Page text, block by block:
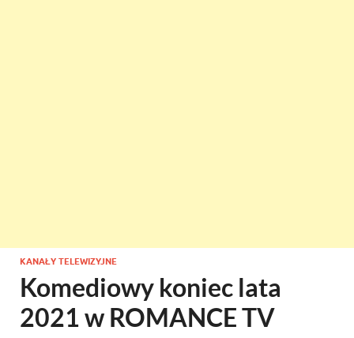
KANAŁY TELEWIZYJNE
Komediowy koniec lata
2021 w ROMANCE TV